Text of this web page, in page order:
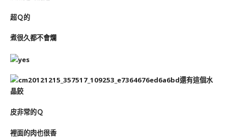
超Ｑ的
煮很久都不會爛
還有這個水
晶餃
皮非常的Ｑ
裡面的肉也很香